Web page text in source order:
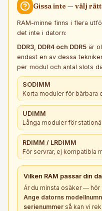
Gissa inte — välj rätt
RAM-minne finns i flera
det inte i datorn:
DDR3, DDR4 och DDR5 är
endast en av dessa
per modul och antal slots
SODIMM
Korta moduler för bärbara
UDIMM
Långa moduler för
RDIMM / LRDIMM
För servrar, ej kompatibla
Vilken RAM passar din
Är du minsta osäker — hör
Ange datorns
serienummer så kan vi